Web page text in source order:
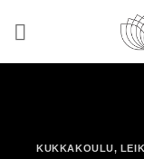
KUKKAKOULU,